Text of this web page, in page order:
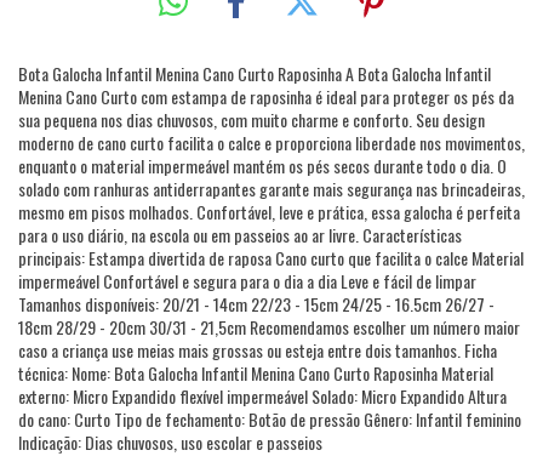
Bota Galocha Infantil Menina Cano Curto Raposinha A Bota Galocha Infantil
Menina Cano Curto com estampa de raposinha é ideal para proteger os pés da
sua pequena nos dias chuvosos, com muito charme e conforto. Seu design
moderno de cano curto facilita o calce e proporciona liberdade nos movimentos,
enquanto o material impermeável mantém os pés secos durante todo o dia. O
solado com ranhuras antiderrapantes garante mais segurança nas brincadeiras,
mesmo em pisos molhados. Confortável, leve e prática, essa galocha é perfeita
para o uso diário, na escola ou em passeios ao ar livre. Características
principais: Estampa divertida de raposa Cano curto que facilita o calce Material
impermeável Confortável e segura para o dia a dia Leve e fácil de limpar
Tamanhos disponíveis: 20/21 - 14cm 22/23 - 15cm 24/25 - 16.5cm 26/27 -
18cm 28/29 - 20cm 30/31 - 21,5cm Recomendamos escolher um número maior
caso a criança use meias mais grossas ou esteja entre dois tamanhos. Ficha
técnica: Nome: Bota Galocha Infantil Menina Cano Curto Raposinha Material
externo: Micro Expandido flexível impermeável Solado: Micro Expandido Altura
do cano: Curto Tipo de fechamento: Botão de pressão Gênero: Infantil feminino
Indicação: Dias chuvosos, uso escolar e passeios